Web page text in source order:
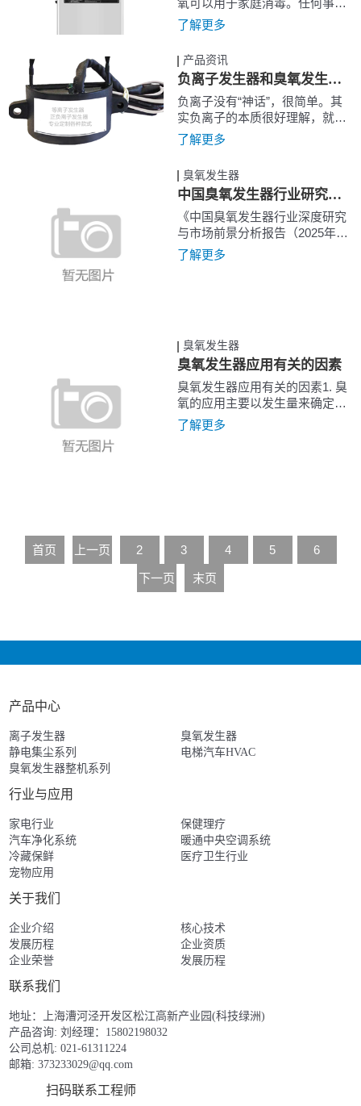
氧可以用于家庭消毒。任何事情
都有两面性。的确，一定浓度的
臭氧对人的呼吸道和黏膜有刺激
作用，但...
了解更多
产品资讯
负离子发生器和臭氧发生器的发展状况
负离子没有“神话”，很简单。其
实负离子的本质很好理解，就是
中性气体分子被能量电离带负电
荷。也是基于电离的能量需求，
了解更多
臭氧发生器
中国臭氧发生器行业研究与发展前景研究报告（2025版）
《中国臭氧发生器行业深度研究
与市场前景分析报告（2025年
版）》全面梳理了臭氧发生器行
业的市场规模、技术现状及产业
了解更多
臭氧发生器
臭氧发生器应用有关的因素
臭氧发生器应用有关的因素1. 臭
氧的应用主要以发生量来确定：
分为气态下消毒和液态下消毒两
大类。臭氧发生量和使用量一般
了解更多
首页 上一页 2 3 4 5 6
下一页 末页
产品中心
离子发生器
臭氧发生器
静电集尘系列
电梯汽车HVAC
臭氧发生器整机系列
行业与应用
家电行业
保健理疗
汽车净化系统
暖通中央空调系统
冷藏保鲜
医疗卫生行业
宠物应用
关于我们
企业介绍
核心技术
发展历程
企业资质
企业荣誉
发展历程
联系我们
地址：上海漕河泾开发区松江高新产业园(科技绿洲)
产品咨询: 刘经理：15802198032
公司总机: 021-61311224
邮箱:373233029@qq.com
扫码联系工程师